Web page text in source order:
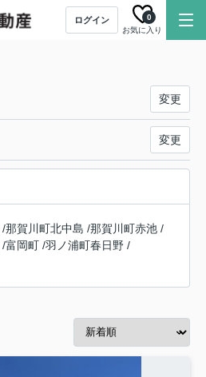
ログイン
お気に入り
0
変更
変更
/那賀川町北中島 /那賀川町赤池 /
/富岡町 /羽ノ浦町春日野 /